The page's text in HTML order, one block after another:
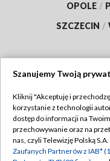
OPOLE /
SZCZECIN /
Abonament TVP
Emisja w TVP
Szanujemy Twoją
Kliknij "Akceptuję i
korzystanie z technologii
dostęp do informacji na
przechowywanie oraz na
nas, czyli Telewizję Polską
Zaufanych Partnerów z IAB*